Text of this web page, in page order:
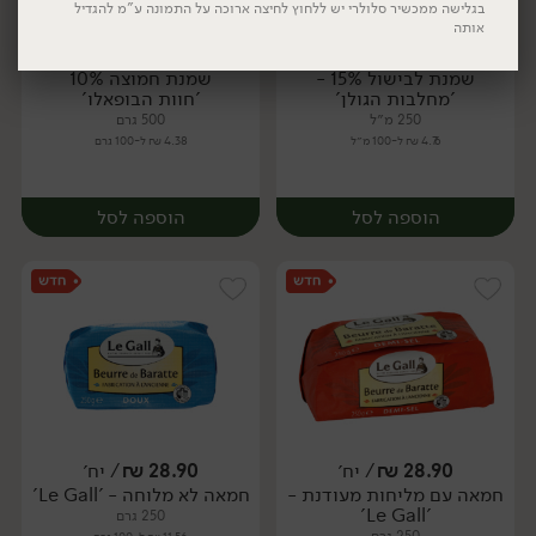
יח׳ יח׳
שמנת לבישול 15% -
'מחלבות הגולן'
250 מ״ל
4.76 ₪ ל-100 מ״ל
הוספה לסל
יח׳
שמנת חמוצה 10%
'חוות הבופאלו'
500 גרם
4.38 ₪ ל-100 גרם
הוספה לסל
יח׳
28.90
₪/ יח׳
חמאה עם מליחות מעודנת -
'Le Gall'
28.90
₪/ יח׳
חמאה לא מלוחה - 'Le Gall'
250 גרם
יח׳ יח׳
בגלישה ממכשיר סלולרי יש ללחוץ לחיצה ארוכה על התמונה ע"מ להגדיל
אותה